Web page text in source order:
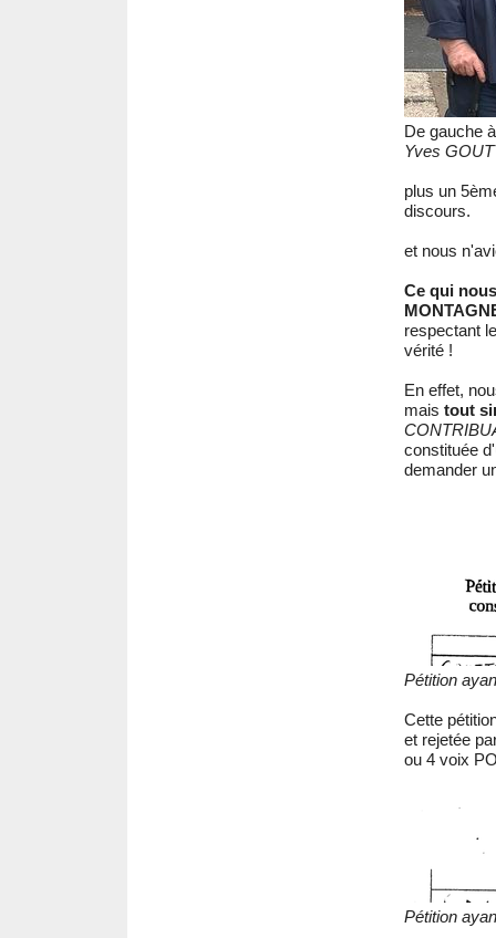
De gauche
Yves
plus un
discours.
et nous
Ce qui
respectant
vérité !
En effet,
mais tout
constituée
demander
Pétition
Cette
et rejetée
ou 4 voix
Pétition